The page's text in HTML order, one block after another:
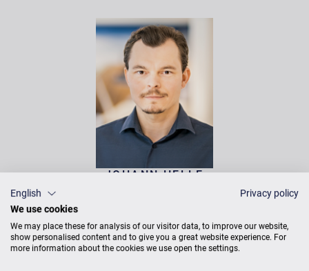
JOHANN HELLE
English
Privacy policy
We use cookies
We may place these for analysis of our visitor data, to improve our website,
show personalised content and to give you a great website experience. For
more information about the cookies we use open the settings.